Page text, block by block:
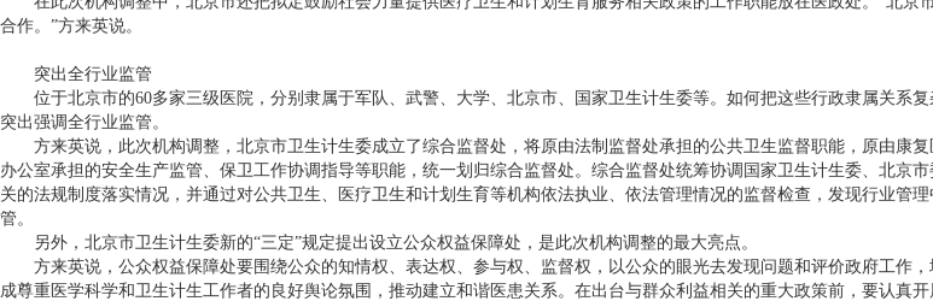
合作。”方来英说。
突出全行业监管
位于北京市的60多家三级医院，分别隶属于军队、武警、大学、北京市、国家卫生计生委等。如何把这些行政隶属关系
突出强调全行业监管。
方来英说，此次机构调整，北京市卫生计生委成立了综合监督处，将原由法制监督处承担的公共卫生监督职能，原由康
办公室承担的安全生产监管、保卫工作协调指导等职能，统一划归综合监督处。综合监督处统筹协调国家卫生计生委、北京
关的法规制度落实情况，并通过对公共卫生、医疗卫生和计划生育等机构依法执业、依法管理情况的监督检查，发现行业管
管。
另外，北京市卫生计生委新的“三定”规定提出设立公众权益保障处，是此次机构调整的最大亮点。
方来英说，公众权益保障处要围绕公众的知情权、表达权、参与权、监督权，以公众的眼光去发现问题和评价政府工作
成尊重医学科学和卫生计生工作者的良好舆论氛围，推动建立和谐医患关系。在出台与群众利益相关的重大政策前，要认真开